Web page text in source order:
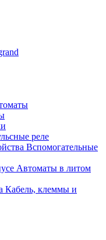
реле
Вспомогательные
Автоматы в литом
Кабель, клеммы и